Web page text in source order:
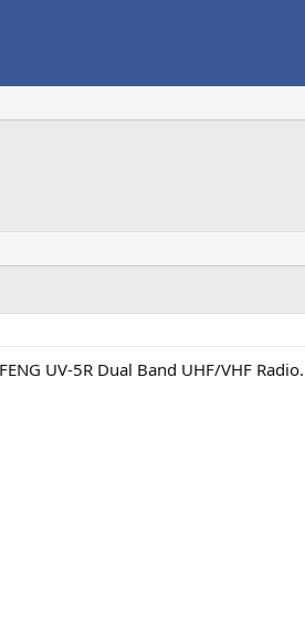
UV-5R Dual Band UHF/VHF Radio.